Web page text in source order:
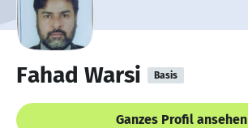
Fahad Warsi Basis
Ganzes Profil ansehen